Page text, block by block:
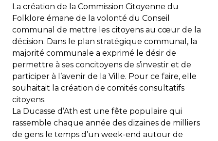
La création de la Commission Citoyenne du
Folklore émane de la volonté du Conseil
communal de mettre les citoyens au cœur de la
décision. Dans le plan stratégique communal, la
majorité communale a exprimé le désir de
permettre à ses concitoyens de s’investir et de
participer à l’avenir de la Ville. Pour ce faire, elle
souhaitait la création de comités consultatifs
citoyens.
La Ducasse d’Ath est une fête populaire qui
rassemble chaque année des dizaines de milliers
de gens le temps d’un week-end autour de